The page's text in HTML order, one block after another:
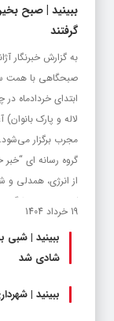
ببینید | صبح
گرفتند
به گزارش خبرنگار
صبحگاهی با همت
ابتدای خردادماه
گروه رسانه ای
از انرژی، همدلی و
که با لبخند و
19 خرداد 1404
ببینید | شبی
شادی شد
ببینید |